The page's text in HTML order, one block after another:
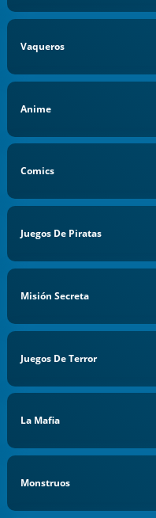
Vaqueros
Anime
Comics
Juegos De Piratas
Misión Secreta
Juegos De Terror
La Mafia
Monstruos